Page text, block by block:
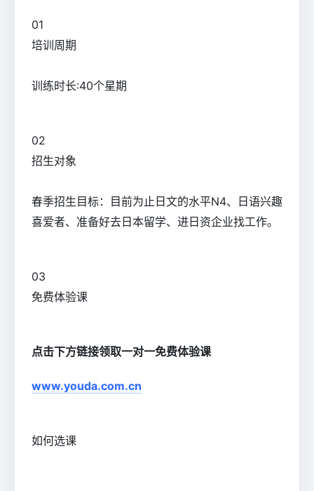
01
培训周期
训练时长:40个星期
02
招生对象
春季招生目标：目前为止日文的水平N4、日语兴趣
喜爱者、准备好去日本留学、进日资企业找工作。
03
免费体验课
点击下方链接领取一对一免费体验课
www.youda.com.cn
如何选课